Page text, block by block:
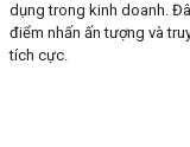
dụng trong kinh doanh.
điểm nhấn ấn tượng và
tích cực.